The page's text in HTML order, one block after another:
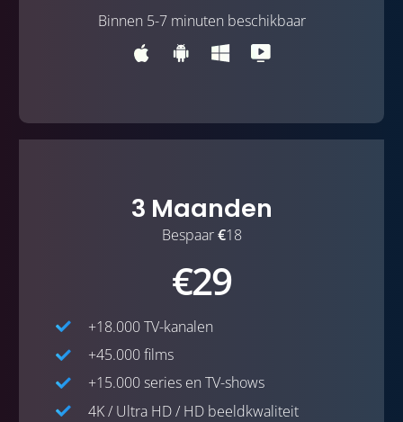
Binnen 5-7 minuten beschikbaar
3 Maanden
Bespaar€18
€29
+18.000 TV-kanalen
+45.000 films
+15.000 series en TV-shows
4K / Ultra HD / HD beeldkwaliteit